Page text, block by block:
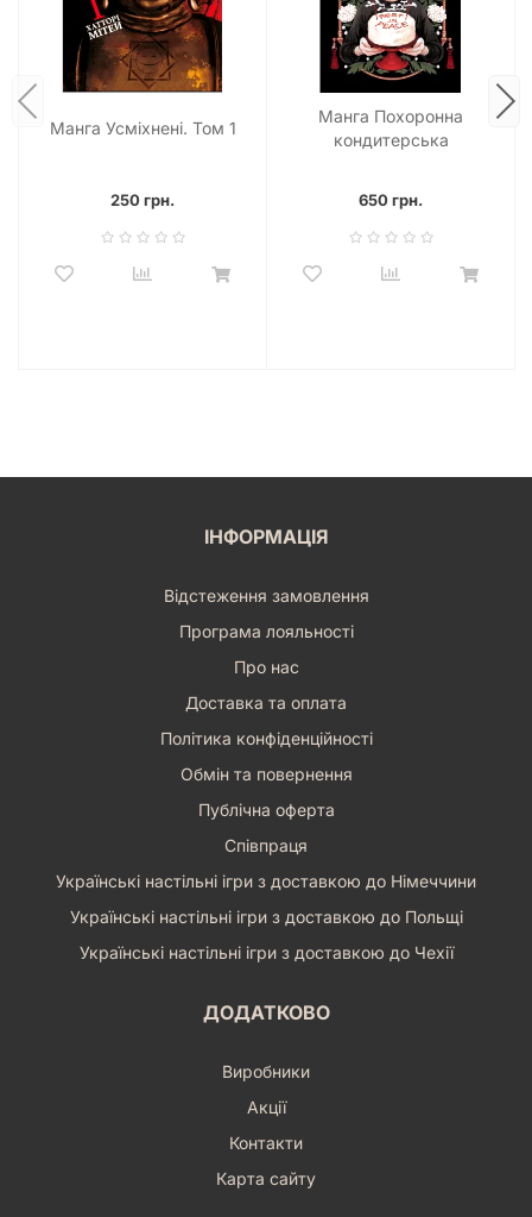
підтримуєте розвиток манга-культури в Україні, отримуючи
при цьому години незабутнього читання. Це ідеальний вибір
для шанувальників глибоких, емоційних та динамічних
історій, що змушують задуматися про природу людства та
його місце у світі, що стоїть на порозі знищення. Кожен, хто
цінує якісні твори з продуманим сюжетом та
змушує задуматися про вічні питання, такі як ціна
виживання, значення людських стосунків та віра в краще
пропустіть можливість додати цю перлину до своєї колекції
Манга Усміхнені. Том 1
250 грн.
Манга Похоронна
кондитерська
650 грн.
ІНФОРМАЦІЯ
Відстеження замовлення
Програма лояльності
Про нас
Доставка та оплата
Політика конфіденційності
Обмін та повернення
Публічна оферта
Співпраця
Українські настільні ігри з доставкою до Німеччини
Українські настільні ігри з доставкою до Польщі
Українські настільні ігри з доставкою до Чехії
ДОДАТКОВО
Виробники
Акції
Контакти
Карта сайту